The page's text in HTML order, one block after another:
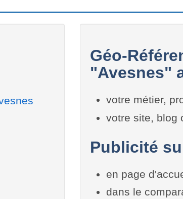
Géo-
"Avesnes"
votre métier,
votre site, blog
Publicité
en page
dans le